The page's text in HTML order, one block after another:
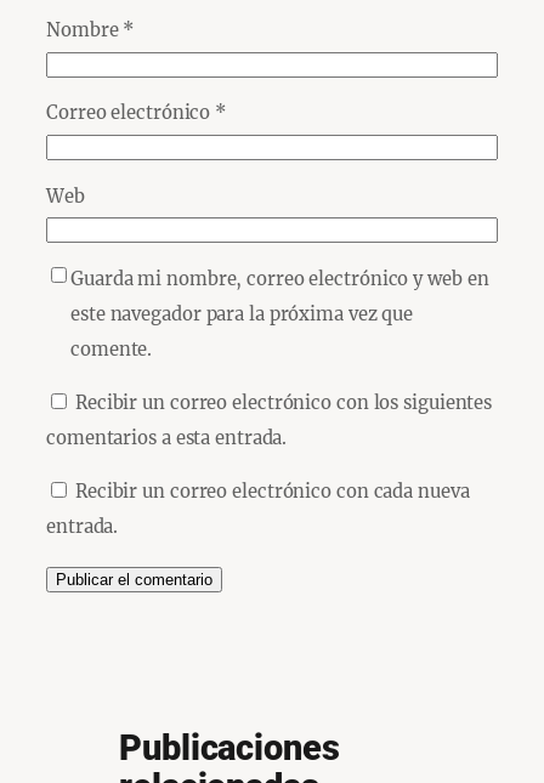
Nombre *
Correo electrónico *
Web
Guarda mi nombre, correo electrónico y web en
este navegador para la próxima vez que
comente.
Recibir un correo electrónico con los siguientes
comentarios a esta entrada.
Recibir un correo electrónico con cada nueva
entrada.
Publicaciones